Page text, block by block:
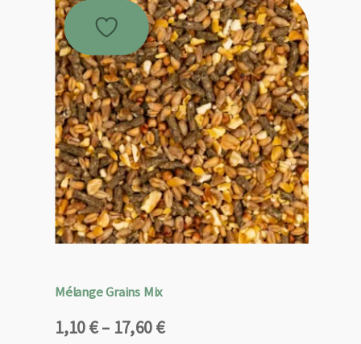
Mélange Grains Mix
1,10€– 17,60€
Plage